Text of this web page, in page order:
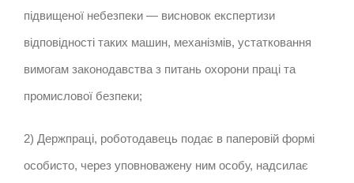
підвищеної небезпеки — висновок експертизи
відповідності таких машин, механізмів, устатковання
вимогам законодавства з питань охорони праці та
промислової безпеки;
2) Держпраці, роботодавець подає в паперовій формі
особисто, через уповноважену ним особу, надсилає